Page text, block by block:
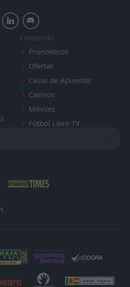
Contenido
Pronosticos
Ofertas
Casas de Apuestas
Casinos
Móviles
Fútbol Libre TV